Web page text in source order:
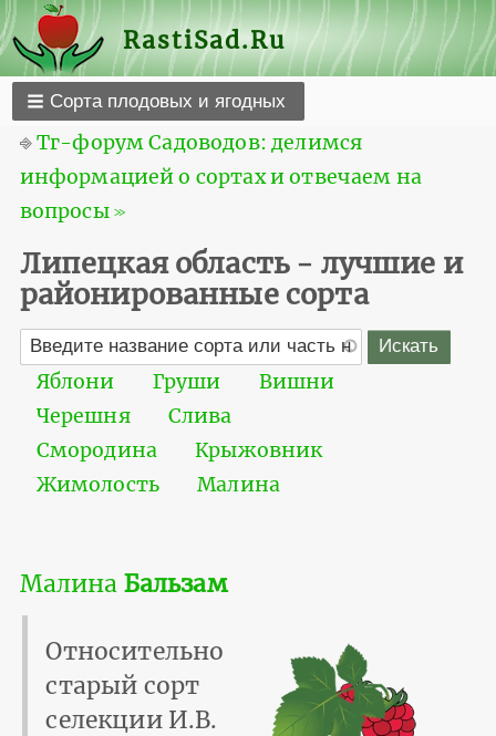
RastiSad.Ru
Сорта плодовых и ягодных
⎆Тг-форум Садоводов: делимся
информацией о сортах и отвечаем на
вопросы ≫
Липецкая область - лучшие и
районированные сорта
Яблони Груши
Вишни
Черешня
Слива
Смородина
Крыжовник
Жимолость
Малина
Малина Бальзам
Относительно
старый сорт
селекции И.В.